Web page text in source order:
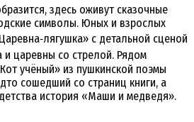
здесь оживут сказочные
символы. Юных и взрослых
с детальной сценой
и царевны со стрелой. Рядом
учёный» из пушкинской поэмы
сошедший со страниц книги, а
детства история «Маши и медведя».